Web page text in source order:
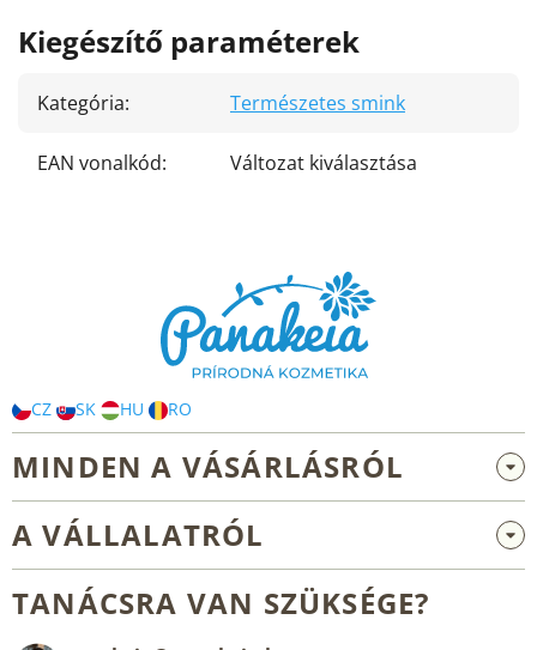
Kiegészítő paraméterek
Kategória: Természetes smink
EAN vonalkód: Változat kiválasztása
CZ SK HU RO
MINDEN A VÁSÁRLÁSRÓL
Nagykereskedelem és együttműködés
Általános üzleti feltételek
A VÁLLALATRÓL
TANÁCSRA VAN SZÜKSÉGE?